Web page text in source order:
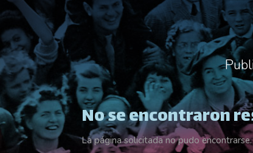
No se encontraron
La página solicitada no pudo